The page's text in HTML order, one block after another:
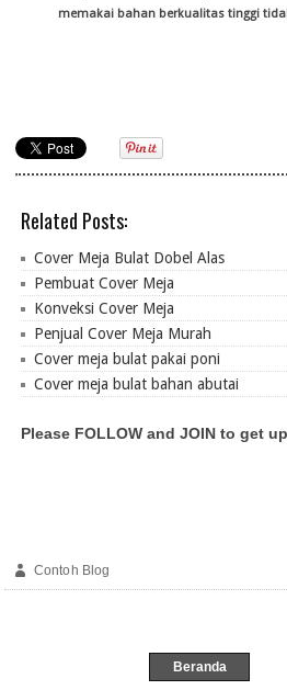
memakai bahan berkualitas tinggi
Related Posts:
Cover Meja Bulat Dobel Alas
Pembuat Cover Meja
Konveksi Cover Meja
Penjual Cover Meja Murah
Cover meja bulat pakai poni
Cover meja bulat bahan abutai
Please FOLLOW and JOIN to get
Contoh Blog
Beranda